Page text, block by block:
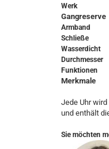
Werk
Gangreserve
Armband
Schließe
Wasserdicht
Durchmesser
Funktionen
Merkmale
Jede Uhr
und enthält
Sie möchten